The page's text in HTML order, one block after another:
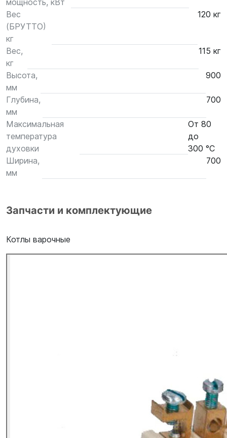
мощность, кВт
Вес
(БРУТТО)
кг
120 кг
Вес,
кг
115 кг
Высота,
мм
900
Глубина,
мм
700
Максимальная
температура
духовки
От 80
до
300 °С
Ширина,
мм
700
Запчасти и комплектующие
Котлы варочные